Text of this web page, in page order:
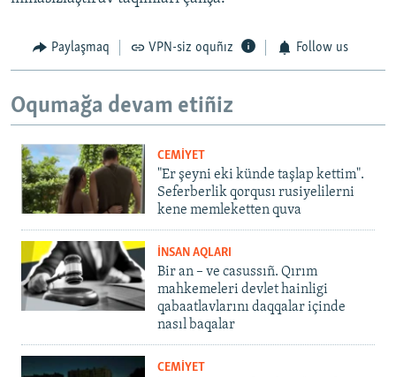
Paylaşmaq VPN-siz oquñız Follow us
Oqumağa devam etiñiz
CEMİYET
"Er şeyni eki künde taşlap kettim".
Seferberlik qorqusı rusiyelilerni
kene memleketten quva
İNSAN AQLARI
Bir an – ve casussıñ. Qırım
mahkemeleri devlet hainligi
qabaatlavlarını daqqalar içinde
nasıl baqalar
CEMİYET